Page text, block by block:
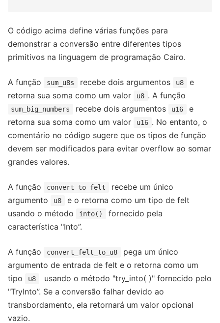
O código acima define várias funções para
demonstrar a conversão entre diferentes tipos
primitivos na linguagem de programação Cairo.
A função sum_u8s recebe dois argumentos u8
e
retorna sua soma como um valor
u8 . A função
sum_big_numbers recebe dois argumentos u16
e
retorna sua soma como um valor
u16 . No entanto, o
comentário no código sugere que os tipos de função
devem ser modificados para evitar overflow ao somar
grandes valores.
A função convert_to_felt
recebe um único
argumento
u8
e o retorna como um tipo de felt
usando o método
into()
fornecido pela
característica "Into”.
A função convert_felt_to_u8
pega um único
argumento de entrada de felt e o retorna como um
tipo
u8
usando o método "try_into( )" fornecido pelo
"TryInto”. Se a conversão falhar devido ao
transbordamento, ela retornará um valor opcional
vazio.